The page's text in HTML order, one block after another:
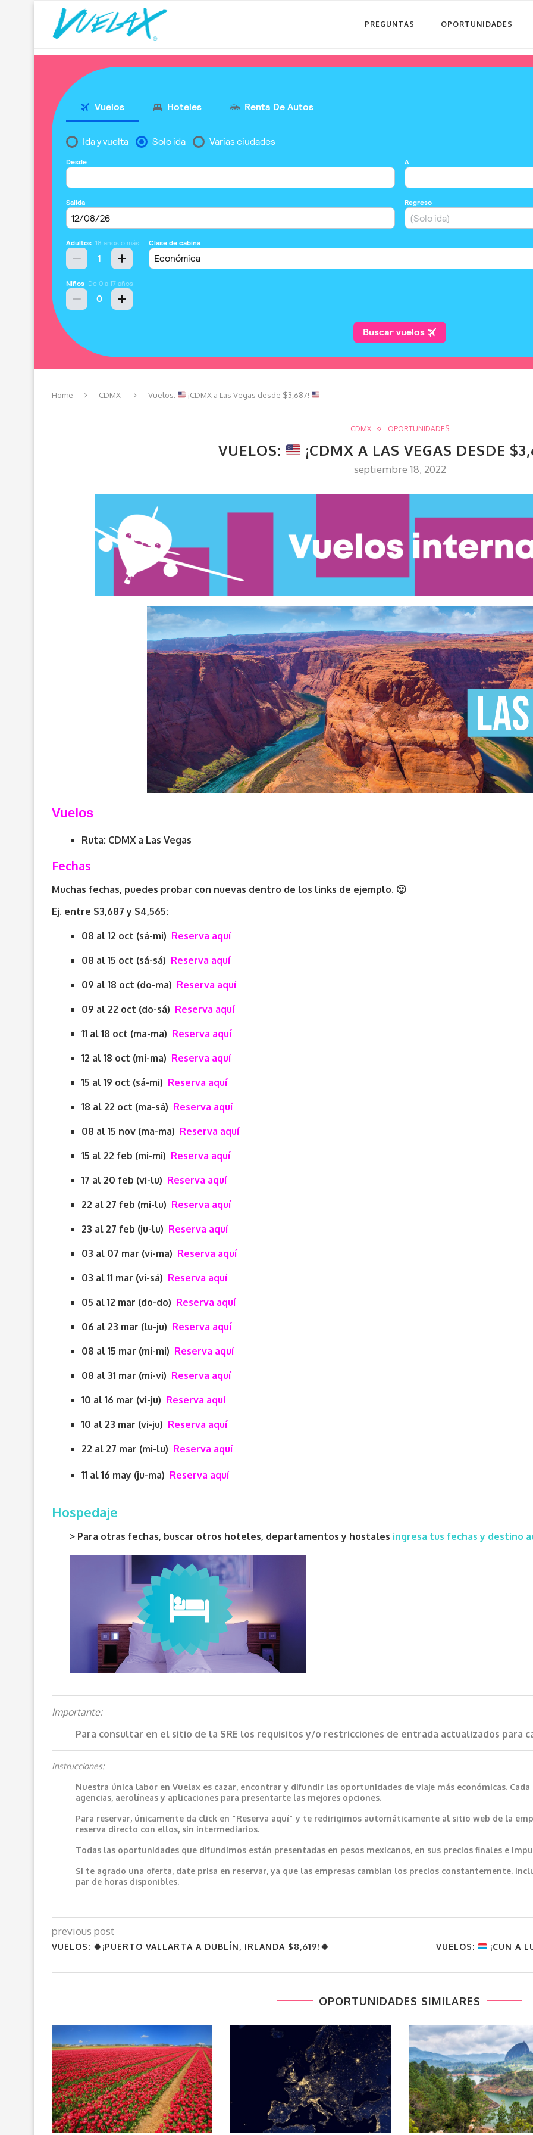
PREGUNTAS OPORTUNIDADES
Home CDMX Vuelos: ¡CDMX a Las Vegas desde $3,687!
CDMX OPORTUNIDADES
VUELOS: ¡CDMX A LAS VEGAS DESDE
septiembre 18, 2022
Vuelos
Ruta: CDMX a Las Vegas
Fechas
Muchas fechas, puedes probar con nuevas dentro de los links de ejemplo. 🙂
Ej. entre $3,687 y $4,565:
08 al 12 oct (sá-mi) Reserva aquí
08 al 15 oct (sá-sá) Reserva aquí
09 al 18 oct (do-ma) Reserva aquí
09 al 22 oct (do-sá) Reserva aquí
11 al 18 oct (ma-ma) Reserva aquí
12 al 18 oct (mi-ma) Reserva aquí
15 al 19 oct (sá-mi) Reserva aquí
18 al 22 oct (ma-sá) Reserva aquí
08 al 15 nov (ma-ma) Reserva aquí
15 al 22 feb (mi-mi) Reserva aquí
17 al 20 feb (vi-lu) Reserva aquí
22 al 27 feb (mi-lu) Reserva aquí
23 al 27 feb (ju-lu) Reserva aquí
03 al 07 mar (vi-ma) Reserva aquí
03 al 11 mar (vi-sá) Reserva aquí
05 al 12 mar (do-do) Reserva aquí
06 al 23 mar (lu-ju) Reserva aquí
08 al 15 mar (mi-mi) Reserva aquí
08 al 31 mar (mi-vi) Reserva aquí
10 al 16 mar (vi-ju) Reserva aquí
10 al 23 mar (vi-ju) Reserva aquí
22 al 27 mar (mi-lu) Reserva aquí
11 al 16 may (ju-ma) Reserva aquí
Hospedaje
> Para otras fechas, buscar otros hoteles, departamentos y hostales ingresa tus fechas y destino
Importante:
Para consultar en el sitio de la SRE los requisitos y/o restricciones de entrada actualizados para
Instrucciones:
Nuestra única labor en Vuelax es cazar, encontrar y difundir las oportunidades de viaje más económicas.
agencias, aerolíneas y aplicaciones para presentarte las mejores opciones.
Para reservar, únicamente da click en “Reserva aquí” y te redirigimos automáticamente al sitio web de la
reserva directo con ellos, sin intermediarios.
Todas las oportunidades que difundimos están presentadas en pesos mexicanos, en sus precios finales e
Si te agrado una oferta, date prisa en reservar, ya que las empresas cambian los precios constantemente.
par de horas disponibles.
previous post
VUELOS: 🍀¡PUERTO VALLARTA A DUBLÍN, IRLANDA $8,619!🍀 VUELOS: ¡CUN A
OPORTUNIDADES SIMILARES